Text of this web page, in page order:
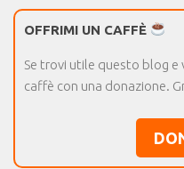
OFFRIMI UN CAFFÈ
Se trovi utile questo blog
caffè con una donazione.